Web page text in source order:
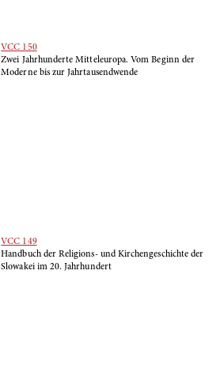
VCC 150
Zwei Jahrhunderte Mitteleuropa. Vom Beginn der
Moderne bis zur Jahrtausendwende
VCC 149
Handbuch der Religions- und Kirchengeschichte der
Slowakei im 20. Jahrhundert